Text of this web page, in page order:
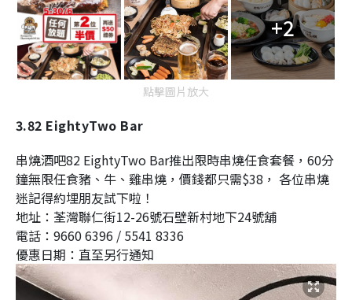
+2
點擊圖片放大
3.82 EightyTwo Bar
串燒酒吧82 EightyTwo Bar推出限時串燒任食套餐，60分
鐘無限任食豬、牛、雞串燒，價錢都只需$38， 各位串燒
迷記得約埋朋友試下啦！
地址：荃灣聯仁街12-26號石壁新村地下24號舖
電話：9660 6396 / 5541 8336
優惠日期：直至另行通知